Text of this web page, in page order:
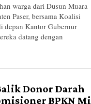
warga dari Dusun Muara
Paser, bersama Koalisi
depan Kantor Gubernur
datang dengan
Donor Darah
BPKN